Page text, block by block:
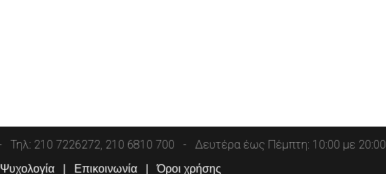
Τηλ: 210 7226272, 210 6810 700 Δευτέρα έως Πέμπτη: 10:00 με 20:00
Ψυχολογία Επικοινωνία Όροι χρήσης